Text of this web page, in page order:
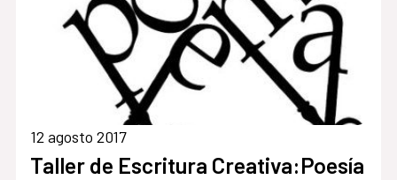
12 agosto 2017
Taller de Escritura Creativa:Poesía